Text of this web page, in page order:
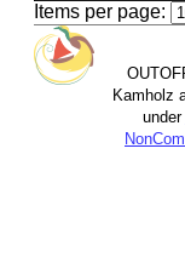
Items per page:
Kamholz
under